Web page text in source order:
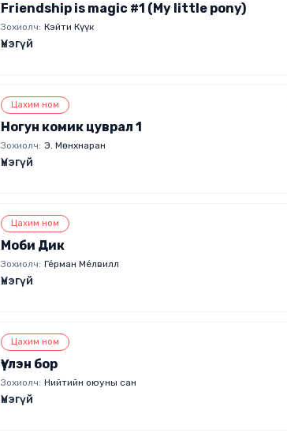
Friendship is magic #1 (My little pony)
Зохиолч: Кэйти Күүк
Үнэгүй
Цахим ном
Ногун комик цуврал 1
Зохиолч: Э. Мөнхнаран
Үнэгүй
Цахим ном
Моби Дик
Зохиолч: Ге́рман Ме́лвилл
Үнэгүй
Цахим ном
Үүлэн бор
Зохиолч: Нийтийн оюуны сан
Үнэгүй